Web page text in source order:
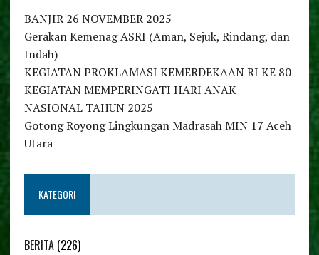
BANJIR 26 NOVEMBER 2025
Gerakan Kemenag ASRI (Aman, Sejuk, Rindang, dan
Indah)
KEGIATAN PROKLAMASI KEMERDEKAAN RI KE 80
KEGIATAN MEMPERINGATI HARI ANAK
NASIONAL TAHUN 2025
Gotong Royong Lingkungan Madrasah MIN 17 Aceh
Utara
KATEGORI
BERITA(226)